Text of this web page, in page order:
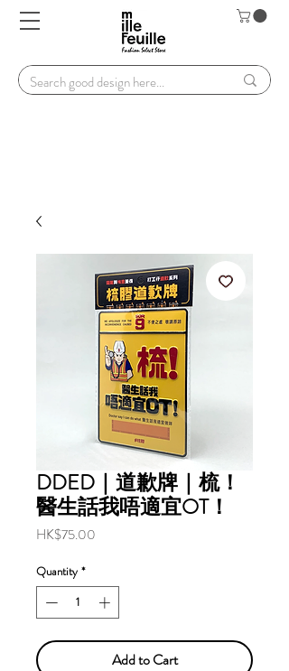
DDED｜道歉牌｜梳！
醫生話我唔適宜OT！
HK$75.00
Quantity *
Add to Cart